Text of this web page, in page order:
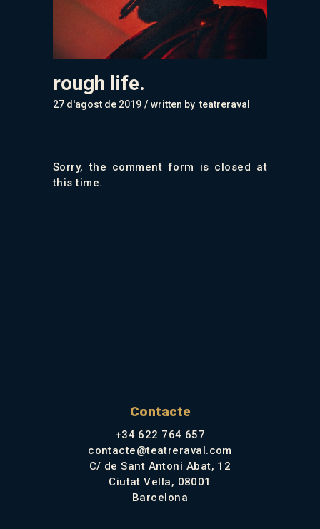
rough life.
27 d'agost de 2019 written by teatreraval
Sorry, the comment form is closed at
this time.
Contacte
+34 622 764 657
contacte@teatreraval.com
C/ de Sant Antoni Abat, 12
Ciutat Vella, 08001
Barcelona